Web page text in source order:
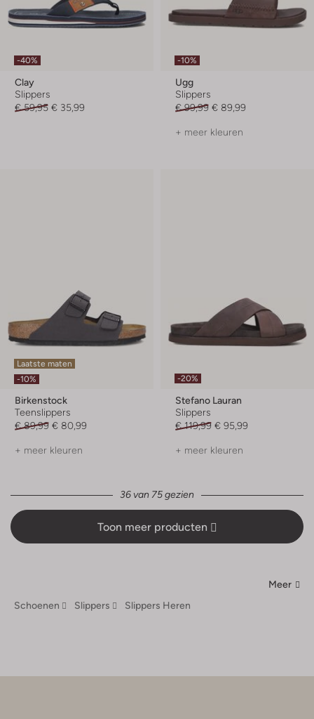
-40%
Clay
Slippers
€ 59,95 € 35,99
-10%
Ugg
Slippers
€ 99,99 € 89,99
+ meer kleuren
Laatste maten
-10%
Birkenstock
Teenslippers
€ 89,99 € 80,99
+ meer kleuren
-20%
Stefano Lauran
Slippers
€ 119,99 € 95,99
+ meer kleuren
36 van 75 gezien
Toon meer producten
Meer
Schoenen
Slippers Slippers Heren